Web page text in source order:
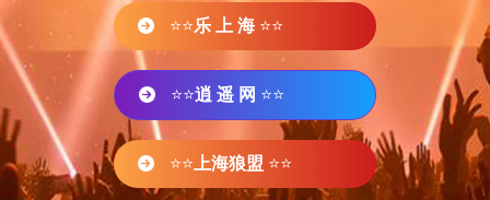
⭐⭐乐 上 海 ⭐⭐
⭐⭐逍 遥 网 ⭐⭐
⭐⭐ 上海狼盟 ⭐⭐